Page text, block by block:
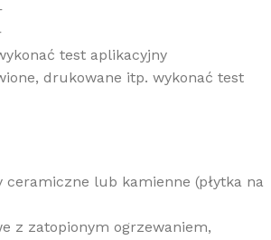
test aplikacyjny
drukowane itp. wykonać test
ceramiczne lub kamienne (płytka na
z zatopionym ogrzewaniem,